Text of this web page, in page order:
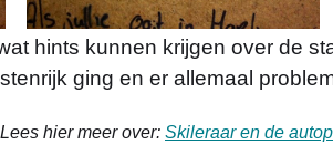
hints kunnen krijgen over de
ging en er allemaal
hier meer over: Skileraar en de